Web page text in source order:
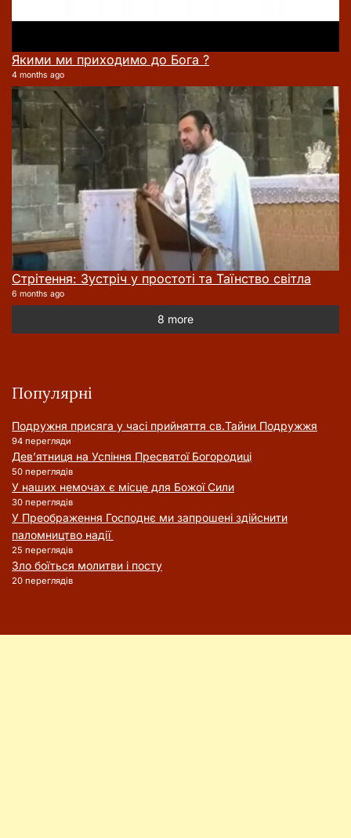
Якими ми приходимо до Бога ?
4 months ago
Стрітення: Зустріч у простоті та Таїнство світла
6 months ago
8 more
Популярні
Подружня присягa у часі прийняття cв.Тайни Подружжя
94 перегляди
Дев’ятниця на Успіння Пресвятої Богородиці
50 переглядів
У наших немочах є місце для Божої Сили
30 переглядів
У Преображення Господнє ми запрошені здійснити
паломництво надії
25 переглядів
Зло боїться молитви і посту
20 переглядів